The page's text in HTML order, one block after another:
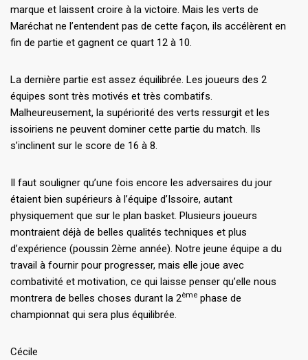
marque et laissent croire à la victoire. Mais les verts de
Maréchat ne l’entendent pas de cette façon, ils accélèrent en
fin de partie et gagnent ce quart 12 à 10.
La dernière partie est assez équilibrée. Les joueurs des 2
équipes sont très motivés et très combatifs.
Malheureusement, la supériorité des verts ressurgit et les
issoiriens ne peuvent dominer cette partie du match. Ils
s’inclinent sur le score de 16 à 8.
Il faut souligner qu’une fois encore les adversaires du jour
étaient bien supérieurs à l’équipe d’Issoire, autant
physiquement que sur le plan basket. Plusieurs joueurs
montraient déjà de belles qualités techniques et plus
d’expérience (poussin 2ème année). Notre jeune équipe a du
travail à fournir pour progresser, mais elle joue avec
combativité et motivation, ce qui laisse penser qu’elle nous
montrera de belles choses durant la 2ème phase de
championnat qui sera plus équilibrée.
Cécile